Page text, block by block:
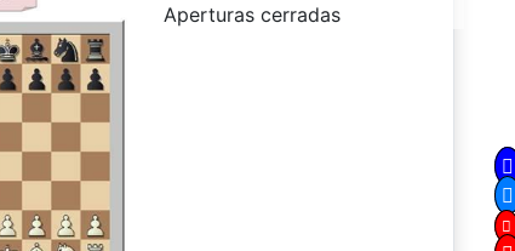
Aperturas cerradas